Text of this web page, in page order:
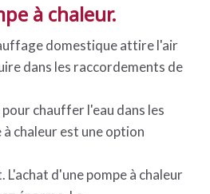
à chaleur.
domestique attire l'air
dans les raccordements de
chauffer l'eau dans les
chaleur est une option
d'une pompe à chaleur